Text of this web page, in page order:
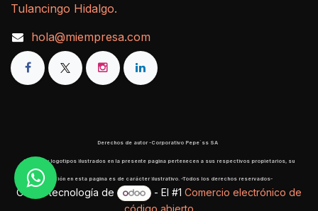
Tulancingo Hidalgo.
hola@miempresa.com
Derechos de autor -Corporativo Pepe´ss SA
​ Marcas y logotipos ilustrados en la presente pagina pertenecen a sus respectivos propietarios, su
aparición en esta pagina es de carácter ilustrativo. -Todos los derechos reservados-
Con la tecnología de - El #1Comercio electrónico de
código abierto